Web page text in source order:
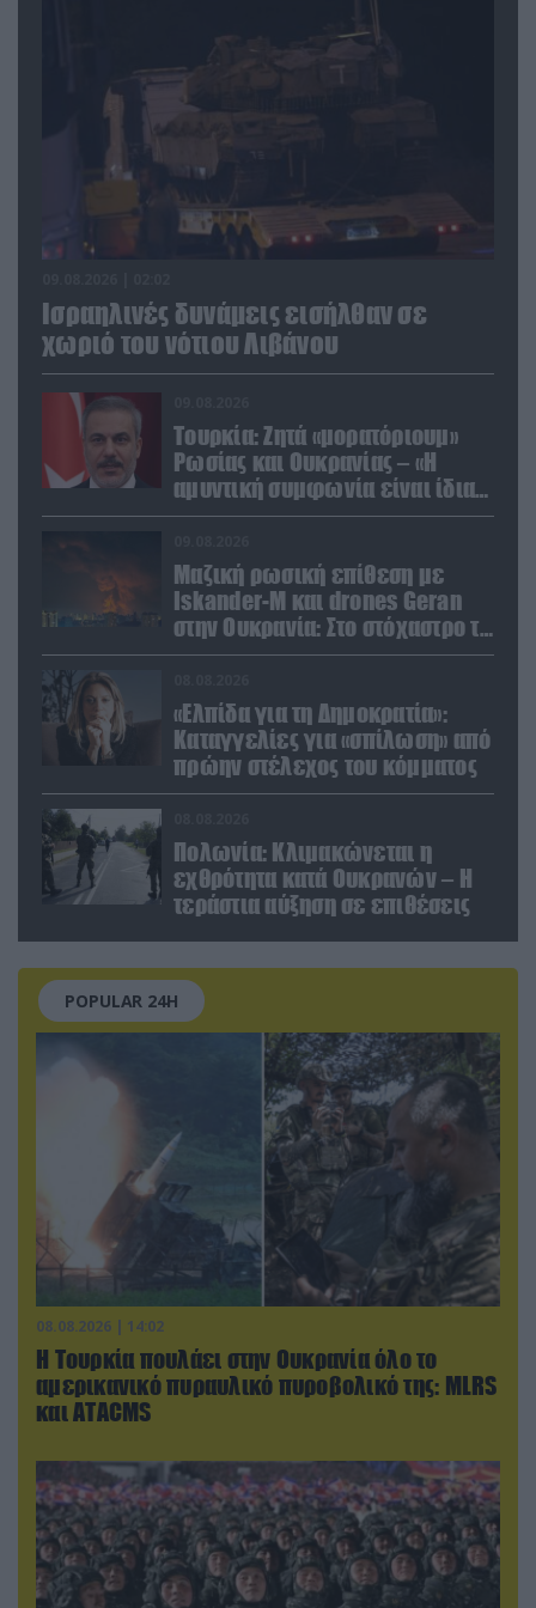
Ισραηλινές δυνάμεις εισήλθαν σε
χωριό του νότιου Λιβάνου
Τουρκία: Ζητά «μορατόριουμ»
Ρωσίας και Ουκρανίας – «Η
αμυντική συμφωνία είναι ίδια
με το άρθρο 5 του ΝΑΤΟ» (upd)
Μαζική ρωσική επίθεση με
Iskander-M και drones Geran
στην Ουκρανία: Στο στόχαστρο το
εργοστάσιο των Flamingo
«Ελπίδα για τη Δημοκρατία»:
Καταγγελίες για «σπίλωση» από
πρώην στέλεχος του κόμματος
Πολωνία: Κλιμακώνεται η
εχθρότητα κατά Ουκρανών – Η
τεράστια αύξηση σε επιθέσεις
POPULAR 24H
08.08.2026 | 14:02
Η Τουρκία πουλάει στην Ουκρανία όλο το
αμερικανικό πυραυλικό πυροβολικό της: MLRS
και ΑΤΑCMS